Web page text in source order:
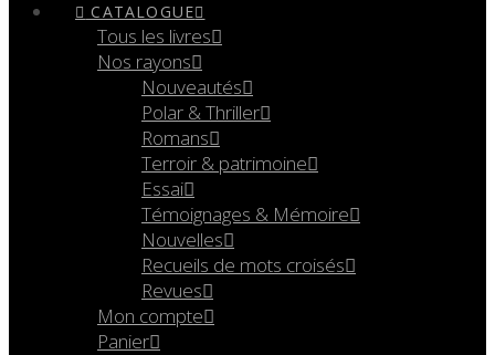
CATALOGUE
Tous les livres
Nos rayons
Nouveautés
Polar & Thriller
Romans
Terroir & patrimoine
Essai
Témoignages & Mémoire
Nouvelles
Recueils de mots croisés
Revues
Mon compte
Panier